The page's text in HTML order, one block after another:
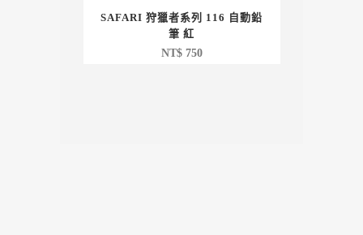
SAFARI 狩獵者系列 116 自動鉛
筆 紅
NT$750